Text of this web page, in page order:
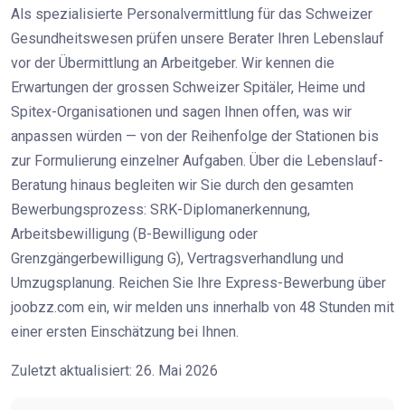
Als spezialisierte Personalvermittlung für das Schweizer
Gesundheitswesen prüfen unsere Berater Ihren Lebenslauf
vor der Übermittlung an Arbeitgeber. Wir kennen die
Erwartungen der grossen Schweizer Spitäler, Heime und
Spitex-Organisationen und sagen Ihnen offen, was wir
anpassen würden — von der Reihenfolge der Stationen bis
zur Formulierung einzelner Aufgaben. Über die Lebenslauf-
Beratung hinaus begleiten wir Sie durch den gesamten
Bewerbungsprozess: SRK-Diplomanerkennung,
Arbeitsbewilligung (B-Bewilligung oder
Grenzgängerbewilligung G), Vertragsverhandlung und
Umzugsplanung. Reichen Sie Ihre Express-Bewerbung über
joobzz.com ein, wir melden uns innerhalb von 48 Stunden mit
einer ersten Einschätzung bei Ihnen.
Zuletzt aktualisiert: 26. Mai 2026